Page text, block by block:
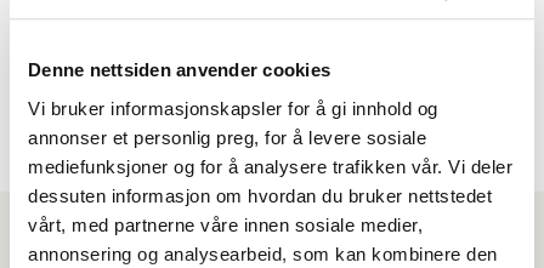
Denne nettsiden anvender cookies
Vi bruker informasjonskapsler for å gi innhold og
annonser et personlig preg, for å levere sosiale
mediefunksjoner og for å analysere trafikken vår. Vi deler
dessuten informasjon om hvordan du bruker nettstedet
vårt, med partnerne våre innen sosiale medier,
annonsering og analysearbeid, som kan kombinere den
1 pk
gjær
4 dl
lunkent vann